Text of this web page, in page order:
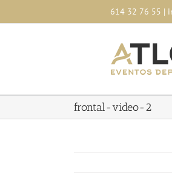
614 32 76 55 |
frontal-video-2